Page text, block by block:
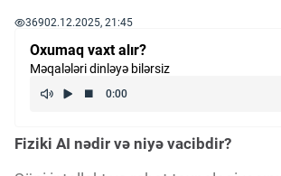
Robot və Cihazlar
Kriptovalyuta
ÇƏRƏZLƏR SİYASƏTİ
36902.12.2025, 21:45
Oxumaq vaxt alır?
Məqalələri dinləyə bilərsiz
Fiziki AI nədir və niyə vacibdir?